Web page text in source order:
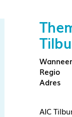
AIC